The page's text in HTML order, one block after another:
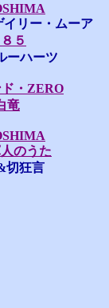
イリー・ムーア
５
ーハーツ
・ZERO
竜
のうた
切狂言